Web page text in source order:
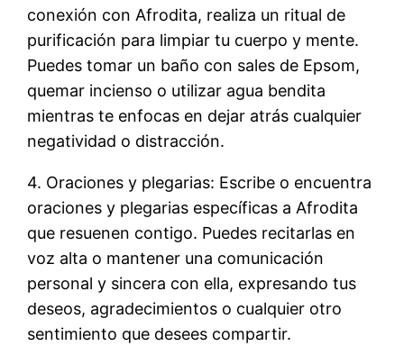
conexión con Afrodita, realiza un ritual de
purificación para limpiar tu cuerpo y mente.
Puedes tomar un baño con sales de Epsom,
quemar incienso o utilizar agua bendita
mientras te enfocas en dejar atrás cualquier
negatividad o distracción.
4. Oraciones y plegarias: Escribe o encuentra
oraciones y plegarias específicas a Afrodita
que resuenen contigo. Puedes recitarlas en
voz alta o mantener una comunicación
personal y sincera con ella, expresando tus
deseos, agradecimientos o cualquier otro
sentimiento que desees compartir.